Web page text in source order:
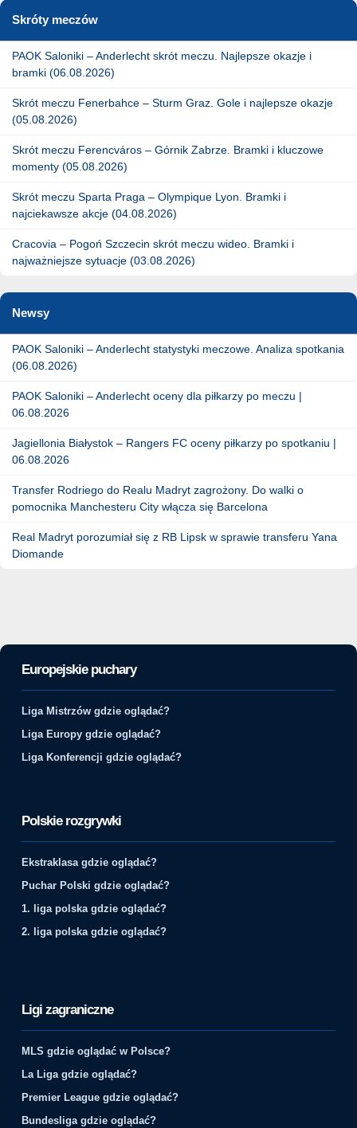
Skróty meczów
PAOK Saloniki – Anderlecht skrót meczu. Najlepsze okazje i
bramki (06.08.2026)
Skrót meczu Fenerbahce – Sturm Graz. Gole i najlepsze okazje
(05.08.2026)
Skrót meczu Ferencváros – Górnik Zabrze. Bramki i kluczowe
momenty (05.08.2026)
Skrót meczu Sparta Praga – Olympique Lyon. Bramki i
najciekawsze akcje (04.08.2026)
Cracovia – Pogoń Szczecin skrót meczu wideo. Bramki i
najważniejsze sytuacje (03.08.2026)
Newsy
PAOK Saloniki – Anderlecht statystyki meczowe. Analiza spotkania
(06.08.2026)
PAOK Saloniki – Anderlecht oceny dla piłkarzy po meczu |
06.08.2026
Jagiellonia Białystok – Rangers FC oceny piłkarzy po spotkaniu |
06.08.2026
Transfer Rodriego do Realu Madryt zagrożony. Do walki o
pomocnika Manchesteru City włącza się Barcelona
Real Madryt porozumiał się z RB Lipsk w sprawie transferu Yana
Diomande
Europejskie puchary
Liga Mistrzów gdzie oglądać?
Liga Europy gdzie oglądać?
Liga Konferencji gdzie oglądać?
Polskie rozgrywki
Ekstraklasa gdzie oglądać?
Puchar Polski gdzie oglądać?
1. liga polska gdzie oglądać?
2. liga polska gdzie oglądać?
Ligi zagraniczne
MLS gdzie oglądać w Polsce?
La Liga gdzie oglądać?
Premier League gdzie oglądać?
Bundesliga gdzie oglądać?